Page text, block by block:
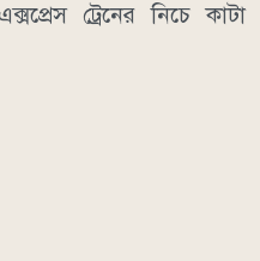
ট্রেনের নিচে কাটা